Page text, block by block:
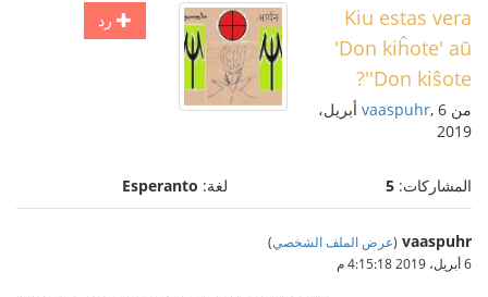
رد
Kiu estas vera
'Don kiĥote' aŭ
'Don kiŝote'?
من vaaspuhr , 6 أبريل،
2019
المشاركات: 5 لغة: Esperanto
vaaspuhr
(عرض الملف الشخصي)
6 أبريل، 2019 4:15:18 م